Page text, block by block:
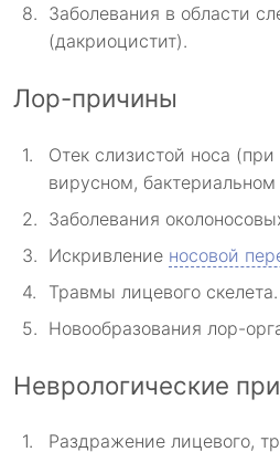
Заболевания в области
(дакриоцистит).
Лор-причины
Отек слизистой носа (при
вирусном, бактериальном
Заболевания
Искривление носовой
Травмы лицевого скелета.
Новообразования лор-
Неврологические
Раздражение лицевого,